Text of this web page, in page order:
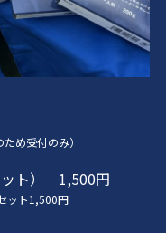
め受付のみ）
ット） 1,500円
ット1,500円